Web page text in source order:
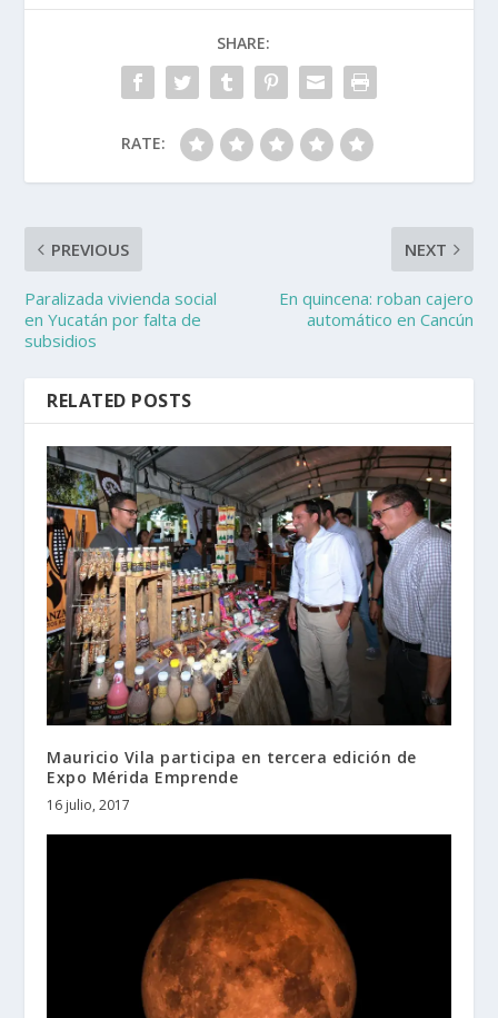
SHARE:
RATE:
PREVIOUS
Paralizada vivienda social
en Yucatán por falta de
subsidios
NEXT
En quincena: roban cajero
automático en Cancún
RELATED POSTS
Mauricio Vila participa en tercera edición de
Expo Mérida Emprende
16 julio, 2017